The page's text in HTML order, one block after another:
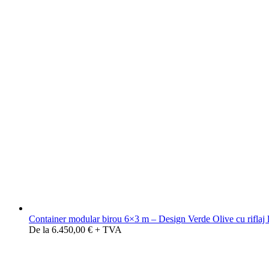
Container modular birou 6×3 m – Design Verde Olive cu riflaj
De la 6.450,00 € + TVA